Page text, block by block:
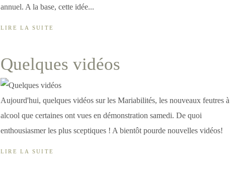
annuel. A la base, cette idée...
LIRE LA SUITE
Quelques vidéos
Aujourd'hui, quelques vidéos sur les Mariabilités, les nouveaux feutres à
alcool que certaines ont vues en démonstration samedi. De quoi
enthousiasmer les plus sceptiques ! A bientôt pourde nouvelles vidéos!
LIRE LA SUITE